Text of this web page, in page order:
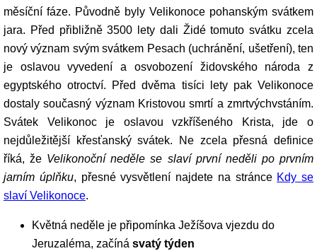
měsíční fáze. Původně byly Velikonoce pohanským svátkem
jara. Před přibližně 3500 lety dali Židé tomuto svátku zcela
nový význam svým svátkem Pesach (uchránění, ušetření), ten
je oslavou vyvedení a osvobození židovského národa z
egyptského otroctví. Před dvěma tisíci lety pak Velikonoce
dostaly současný význam Kristovou smrtí a zmrtvýchvstáním.
Svátek Velikonoc je oslavou vzkříšeného Krista, jde o
nejdůležitější křesťanský svátek. Ne zcela přesná definice
říká, že Velikonoční neděle se slaví první neděli po prvním
jarním úplňku, přesné vysvětlení najdete na stránce Kdy se
slaví Velikonoce.
Květná neděle je připomínka Ježíšova vjezdu do
Jeruzaléma, začíná svatý týden